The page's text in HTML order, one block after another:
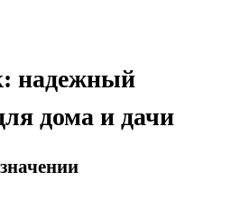
надежный
дома и дачи